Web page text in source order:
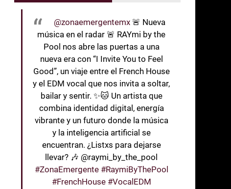
@zonaemergentemx 🚨 Nueva
música en el radar 🚨 RAYmi by the
Pool nos abre las puertas a una
nueva era con “I Invite You to Feel
Good”, un viaje entre el French House
y el EDM vocal que nos invita a soltar,
bailar y sentir. ✨🐱 Un artista que
combina identidad digital, energía
vibrante y un futuro donde la música
y la inteligencia artificial se
encuentran. ¿Listxs para dejarse
llevar? 🎶 @raymi_by_the_pool
#ZonaEmergente #RaymiByThePool
#FrenchHouse #VocalEDM